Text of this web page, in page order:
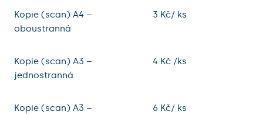
Kopie (scan) A4 –
oboustranná
3 Kč/ ks
Kopie (scan) A3 –
jednostranná
4 Kč /ks
Kopie (scan) A3 –
6 Kč/ ks